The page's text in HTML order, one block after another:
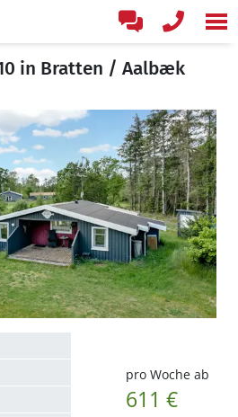
in Bratten / Aalbæk
pro Woche ab
611 €